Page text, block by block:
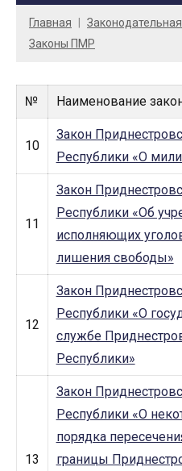
Главная
Законы ПМР
№ Наименование
10
Закон
Республики «О
11
Закон
Республики «Об
исполняющих
лишения свободы»
12
Закон
Республики «О
службе
Республики»
13
Закон
Республики «О
порядка
границы